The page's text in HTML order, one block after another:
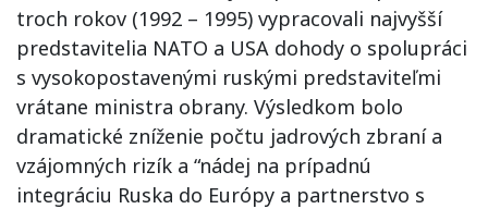
troch rokov (1992 – 1995) vypracovali najvyšší
predstavitelia NATO a USA dohody o spolupráci
s vysokopostavenými ruskými predstaviteľmi
vrátane ministra obrany. Výsledkom bolo
dramatické zníženie počtu jadrových zbraní a
vzájomných rizík a “nádej na prípadnú
integráciu Ruska do Európy a partnerstvo s